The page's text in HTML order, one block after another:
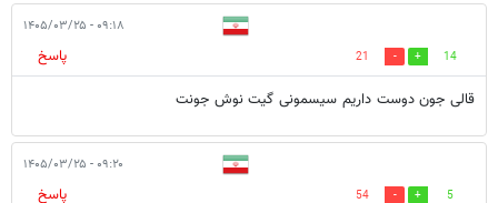
۰۹:۱۸ - ۱۴۰۵/۰۳/۲۵
14
21
پاسخ
قالی جون دوست داریم سیسمونی گیت نوش جونت
۰۹:۲۰ - ۱۴۰۵/۰۳/۲۵
5
54
پاسخ